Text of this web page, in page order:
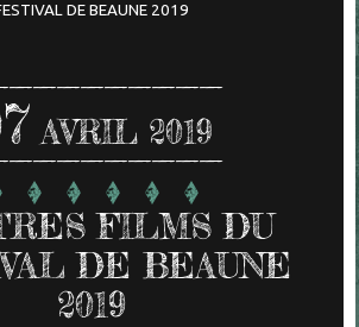
DE BEAUNE 2019
AVRIL 2019
FILMS DU
DE BEAUNE
2019